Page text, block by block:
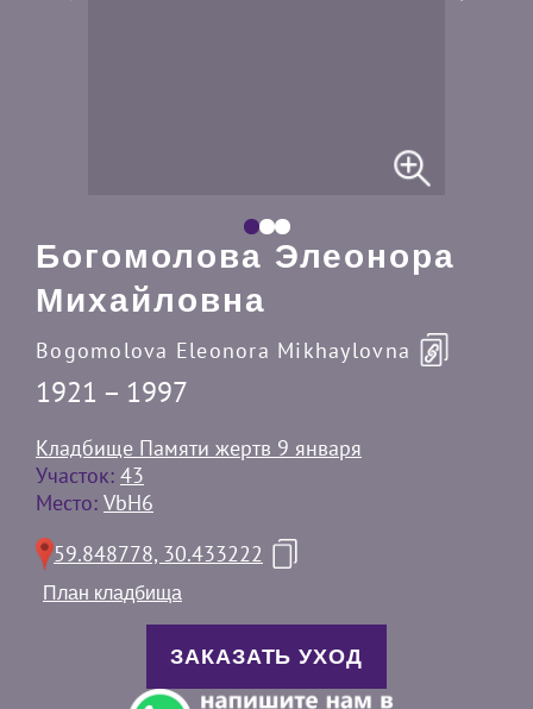
Богомолова Элеонора
Михайловна
Bogomolova Eleonora Mikhaylovna
1921 – 1997
Кладбище Памяти жертв 9 января
Участок: 43
Место: VbH6
59.848778, 30.433222
План кладбища
ЗАКАЗАТЬ УХОД